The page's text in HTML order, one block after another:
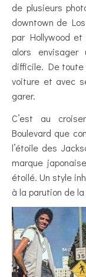
de plusieurs
downtown de
par Hollywood
alors
difficile. De toute
voiture et avec
garer.
C’est au
Boulevard que
l’étoile des
marque
étoilé. Un style
à la parution de la